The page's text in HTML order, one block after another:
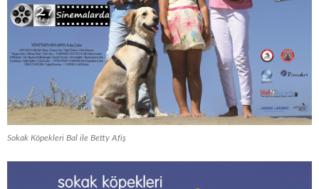
Sokak Köpekleri Bal ile Betty Afiş